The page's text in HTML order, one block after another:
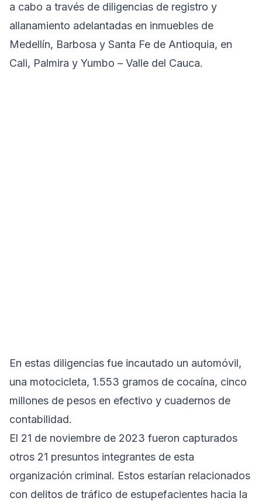
a cabo a través de diligencias de registro y
allanamiento adelantadas en inmuebles de
Medellín, Barbosa y Santa Fe de Antioquia, en
Cali, Palmira y Yumbo – Valle del Cauca.
En estas diligencias fue incautado un automóvil,
una motocicleta, 1.553 gramos de cocaína, cinco
millones de pesos en efectivo y cuadernos de
contabilidad.
El 21 de noviembre de 2023 fueron capturados
otros 21 presuntos integrantes de esta
organización criminal. Estos estarían relacionados
con delitos de tráfico de estupefacientes hacia la